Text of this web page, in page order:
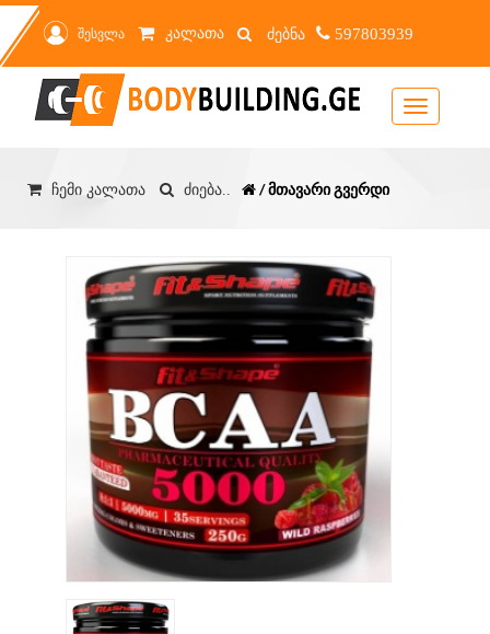
შესვლა კალათა 597803939
Toggle
navigation
ჩემი კალათა ძიება.. / მთავარი გვერდი